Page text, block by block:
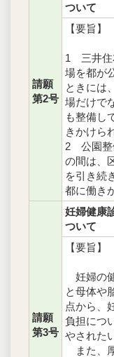
請願
第2号
ついて
【要旨】
1 三井住
場を都が
ときには
場だけで
も整備し
きかけら
2 公園整
の間は、
を引き続
都に働き
請願
第3号
妊婦健康
ついて
【要旨】
妊婦の
と母体や
点から、
負担につ
やされた
また、